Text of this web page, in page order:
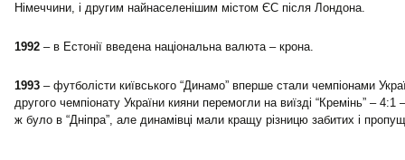
Німеччини, і другим найнаселенішим містом ЄС після Лондона.
1992 – в Естонії введена національна валюта – крона.
1993 – футболісти київського “Динамо” вперше стали чемпіонами
другого чемпіонату України кияни перемогли на виїзді “Кремінь” – 4:1
ж було в “Дніпра”, але динамівці мали кращу різницю забитих і